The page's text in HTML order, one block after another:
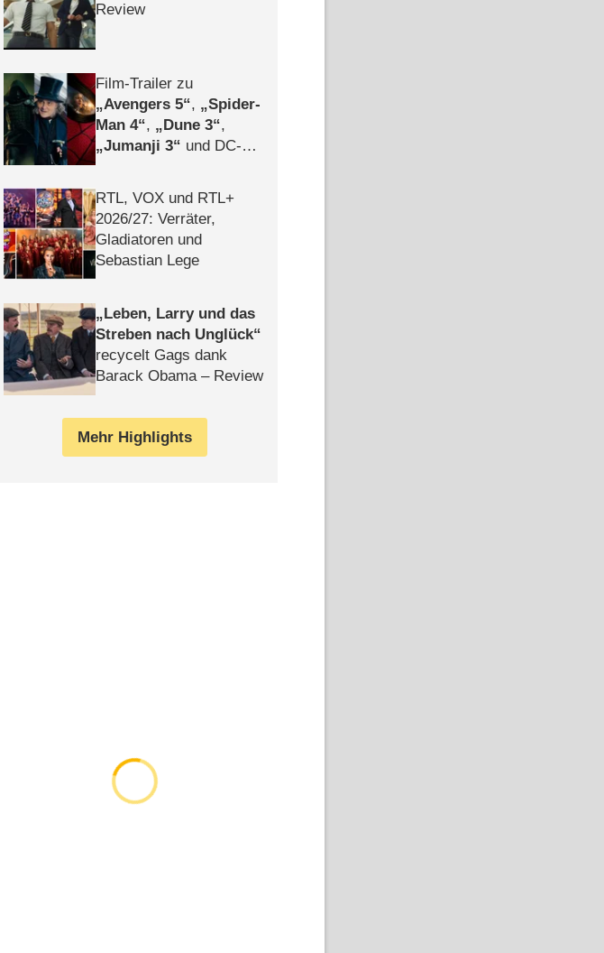
Review
Film-Trailer zu
Avengers 5 ,
Spider-
Man 4 , Dune 3 ,
Jumanji 3
und DC-
RTL, VOX und RTL+
2026/​27: Verräter,
Gladiatoren und
Sebastian Lege
Leben, Larry und das
Streben nach Unglück
recycelt Gags dank
Barack Obama – Review
Mehr Highlights